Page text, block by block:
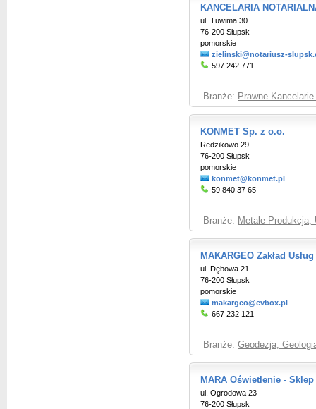
KANCELARIA
ul. Tuwima 30
76-200 Słupsk
pomorskie
zielinski@notariusz-
597 242 771
Branże: Prawne
KONMET Sp. z o.o.
Redzikowo 29
76-200 Słupsk
pomorskie
konmet@konmet.pl
59 840 37 65
Branże: Metale Produkcja,
MAKARGEO Zakład
ul. Dębowa 21
76-200 Słupsk
pomorskie
makargeo@evbox.pl
667 232 121
Branże: Geodezja,
MARA Oświetlenie -
ul. Ogrodowa 23
76-200 Słupsk